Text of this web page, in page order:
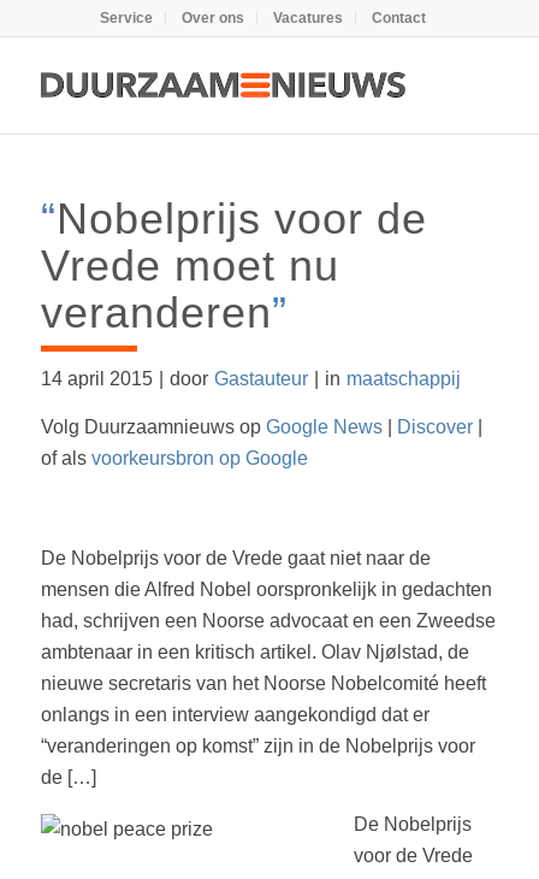
Service Over ons Vacatures Contact
“Nobelprijs voor de
Vrede moet nu
veranderen”
14 april 2015 door Gastauteur in maatschappij
Volg Duurzaamnieuws op Google News| Discover|
of als voorkeursbron op Google
De Nobelprijs voor de Vrede gaat niet naar de
mensen die Alfred Nobel oorspronkelijk in gedachten
had, schrijven een Noorse advocaat en een Zweedse
ambtenaar in een kritisch artikel. Olav Njølstad, de
nieuwe secretaris van het Noorse Nobelcomité heeft
onlangs in een interview aangekondigd dat er
“veranderingen op komst” zijn in de Nobelprijs voor
de […]
De Nobelprijs
voor de Vrede